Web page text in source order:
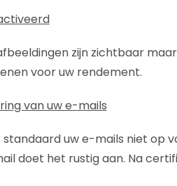
zijn zichtbaar
voor uw rendement.
van uw e-mails
uw e-mails niet op
doet het rustig aan. Na